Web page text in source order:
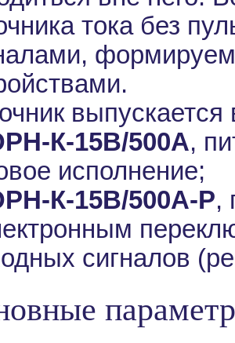
тока без
К-15В/500А,
исполнение;
К-15В/500А-Р,
сигналов